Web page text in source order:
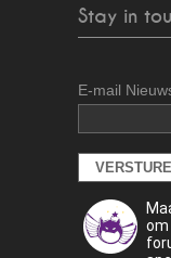
Stay in
E-mail